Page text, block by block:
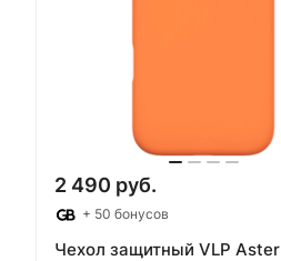
2 490 руб.
+ 50 бонусов
Чехол защитный VLP